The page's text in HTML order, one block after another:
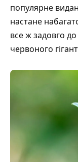
популярне
настане
все ж задовго
червоного